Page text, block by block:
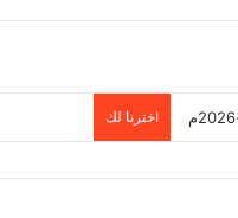
اخترنا لك